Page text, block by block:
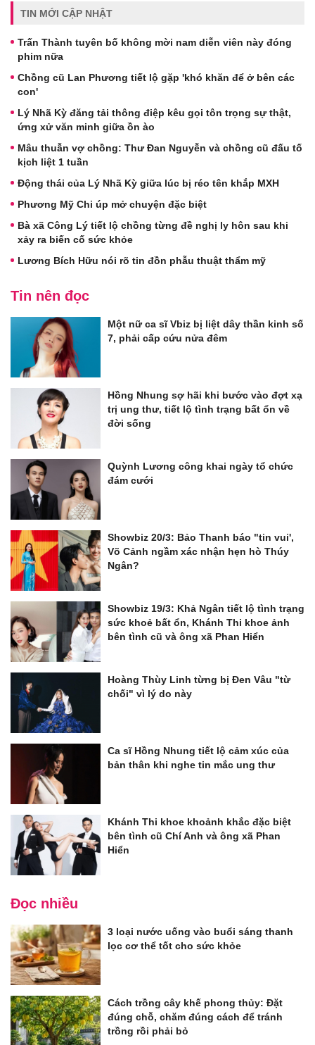
TIN MỚI CẬP NHẬT
Trấn Thành tuyên bố không mời nam diễn viên này đóng
phim nữa
Chồng cũ Lan Phương tiết lộ gặp 'khó khăn để ở bên các
con'
Lý Nhã Kỳ đăng tải thông điệp kêu gọi tôn trọng sự thật,
ứng xử văn minh giữa ồn ào
Mâu thuẫn vợ chồng: Thư Đan Nguyễn và chồng cũ đấu tố
kịch liệt 1 tuần
Động thái của Lý Nhã Kỳ giữa lúc bị réo tên khắp MXH
Phương Mỹ Chi úp mở chuyện đặc biệt
Bà xã Công Lý tiết lộ chồng từng đề nghị ly hôn sau khi
xảy ra biến cố sức khỏe
Lương Bích Hữu nói rõ tin đồn phẫu thuật thẩm mỹ
Tin nên đọc
Một nữ ca sĩ Vbiz bị liệt dây thần kinh số
7, phải cấp cứu nửa đêm
Hồng Nhung sợ hãi khi bước vào đợt xạ
trị ung thư, tiết lộ tình trạng bất ổn về
đời sống
Quỳnh Lương công khai ngày tổ chức
đám cưới
Showbiz 20/3: Bảo Thanh báo "tin vui',
Võ Cảnh ngầm xác nhận hẹn hò Thúy
Ngân?
Showbiz 19/3: Khả Ngân tiết lộ tình trạng
sức khoẻ bất ổn, Khánh Thi khoe ảnh
bên tình cũ và ông xã Phan Hiển
Hoàng Thùy Linh từng bị Đen Vâu "từ
chối" vì lý do này
Ca sĩ Hồng Nhung tiết lộ cảm xúc của
bản thân khi nghe tin mắc ung thư
Khánh Thi khoe khoảnh khắc đặc biệt
bên tình cũ Chí Anh và ông xã Phan
Hiển
Đọc nhiều
3 loại nước uống vào buổi sáng thanh
lọc cơ thể tốt cho sức khỏe
Cách trồng cây khế phong thủy: Đặt
đúng chỗ, chăm đúng cách để tránh
trồng rồi phải bỏ